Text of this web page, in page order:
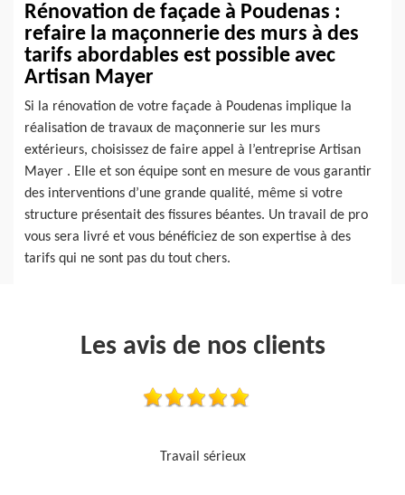
Rénovation de façade à Poudenas :
refaire la maçonnerie des murs à des
tarifs abordables est possible avec
Artisan Mayer
Si la rénovation de votre façade à Poudenas implique la
réalisation de travaux de maçonnerie sur les murs
extérieurs, choisissez de faire appel à l’entreprise Artisan
Mayer . Elle et son équipe sont en mesure de vous garantir
des interventions d’une grande qualité, même si votre
structure présentait des fissures béantes. Un travail de pro
vous sera livré et vous bénéficiez de son expertise à des
tarifs qui ne sont pas du tout chers.
Les avis de nos clients
Je recommande, top !!